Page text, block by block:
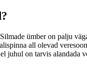
ümber on palju
all olevad
juhul on tarvis alandada